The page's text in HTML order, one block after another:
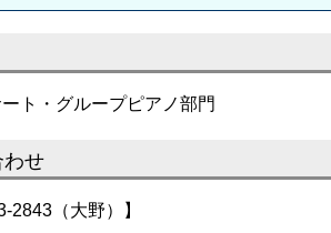
ト・グループピアノ部門
わせ
2843（大野）】